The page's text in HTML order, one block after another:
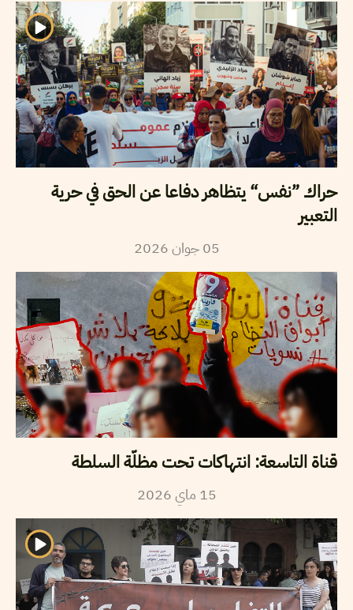
حراك ”نفس“ يتظاهر دفاعا عن الحق في حرية
التعبير
05 جوان2026
قناة التاسعة: انتهاكات تحت مظلّة السلطة
15 ماي2026